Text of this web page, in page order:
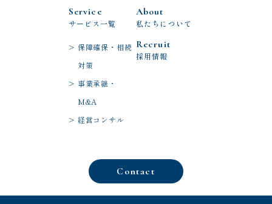
Service
サービス一覧
保障確保・相続
対策
事業承継・
M&A
経営コンサル
About
私たちについて
Recruit
採用情報
Contact